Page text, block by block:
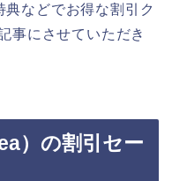
などでお得な割引ク
事にさせていただき
）の割引セー